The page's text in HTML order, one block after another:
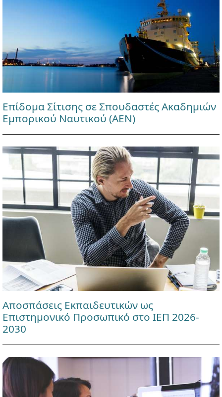
Επίδομα Σίτισης σε Σπουδαστές Ακαδημιών
Εμπορικού Ναυτικού (ΑΕΝ)
Αποσπάσεις Εκπαιδευτικών ως
Επιστημονικό Προσωπικό στο ΙΕΠ 2026-
2030